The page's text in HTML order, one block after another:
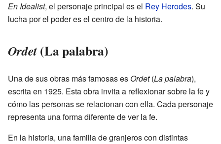
En Idealist, el personaje principal es el Rey Herodes. Su
lucha por el poder es el centro de la historia.
Ordet(La palabra)
Una de sus obras más famosas es Ordet(La palabra),
escrita en 1925. Esta obra invita a reflexionar sobre la fe y
cómo las personas se relacionan con ella. Cada personaje
representa una forma diferente de ver la fe.
En la historia, una familia de granjeros con distintas